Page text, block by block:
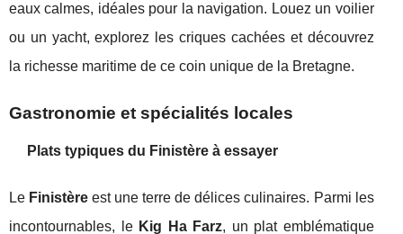
eaux calmes, idéales pour la navigation. Louez un voilier
ou un yacht, explorez les criques cachées et découvrez
la richesse maritime de ce coin unique de la Bretagne.
Gastronomie et spécialités locales
Plats typiques du Finistère à essayer
Le Finistère est une terre de délices culinaires. Parmi les
incontournables, le Kig Ha Farz, un plat emblématique